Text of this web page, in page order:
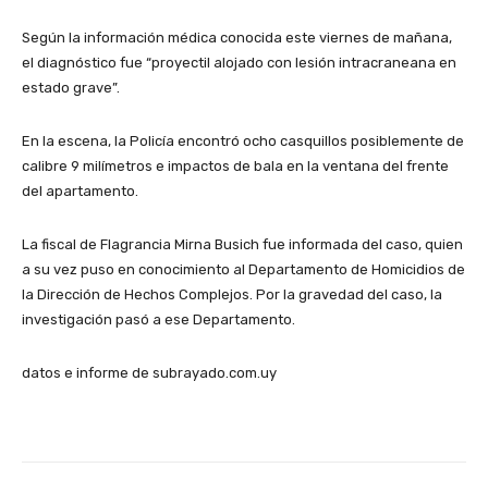
Según la información médica conocida este viernes de mañana,
el diagnóstico fue “proyectil alojado con lesión intracraneana en
estado grave”.
En la escena, la Policía encontró ocho casquillos posiblemente de
calibre 9 milímetros e impactos de bala en la ventana del frente
del apartamento.
La fiscal de Flagrancia Mirna Busich fue informada del caso, quien
a su vez puso en conocimiento al Departamento de Homicidios de
la Dirección de Hechos Complejos. Por la gravedad del caso, la
investigación pasó a ese Departamento.
datos e informe de subrayado.com.uy